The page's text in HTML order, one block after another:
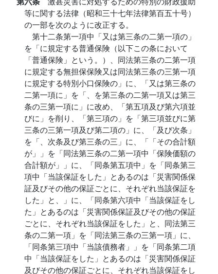
等に関する法律（昭和三十七年法律第百五十号）
の一部を次のように改正する。
第十二条第一項中「又は第三条の二第一項の」
を「に規定する普通保険（以下この条において
「普通保険」という。）、同法第三条の二第一項
に規定する無担保保険又は同法第三条の三第一項
に規定する特別小口保険の」に、「又は第三条の
二第一項に」を「、を第三条の二第一項又は第三
条の三第一項に」に改め、「第五項及び第六項並
びに」を削り、「第三項の」を「第三項並びに第
三条の三第一項及び第二項の」に、「及び次条」
を「、次条及び第三条の三」に、「「その合計額
が」」を「同法第三条の二第一項中「保険価額の
合計額が」」に、「同条第五項中」を「同条第三
項中「当該保証をした」とあるのは「災害関係保
証及びその他の保証ごとに、それぞれ当該保証を
した」と、」に、「同条第六項中「当該保証をし
た」とあるのは「災害関係保証及びその他の保証
ごとに、それぞれ当該保証をした」と、同法第三
条の二第一項」を「同法第三条の三第一項」に、
「同条第三項中「当該債務者」」を「同条第二項
中「当該保証をした」とあるのは「災害関係保証
及びその他の保証ごとに、それぞれ当該保証をし